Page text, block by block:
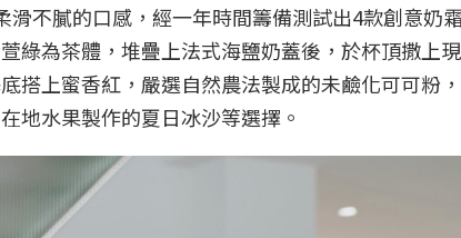
滑不膩的口感，經一年時間籌備測試出4款創意奶
綠為茶體，堆疊上法式海鹽奶蓋後，於杯頂撒上
搭上蜜香紅，嚴選自然農法製成的未鹼化可可粉
地水果製作的夏日冰沙等選擇。